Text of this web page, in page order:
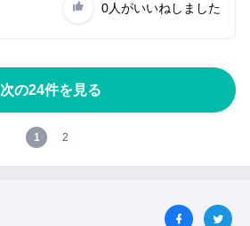
0人がいいねしました
次の24件を見る
1 2